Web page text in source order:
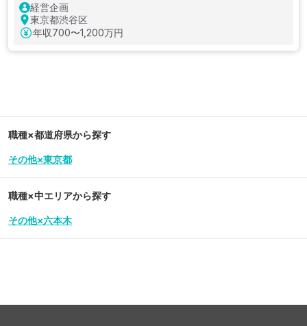
経営企画
東京都渋谷区
年収700〜1,200万円
職種×都道府県から探す
その他×東京都
職種×中エリアから探す
その他×六本木